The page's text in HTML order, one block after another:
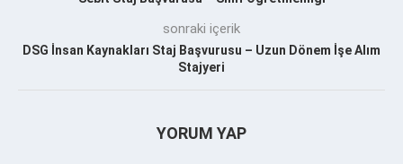
sonraki içerik
DSG İnsan Kaynakları Staj Başvurusu – Uzun Dönem İşe Alım
Stajyeri
YORUM YAP